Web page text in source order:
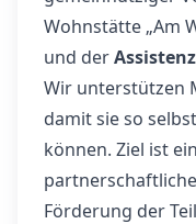
Wohnstätte „Am
und der
Wir unterstützen
damit sie so
können. Ziel ist
Förderung der